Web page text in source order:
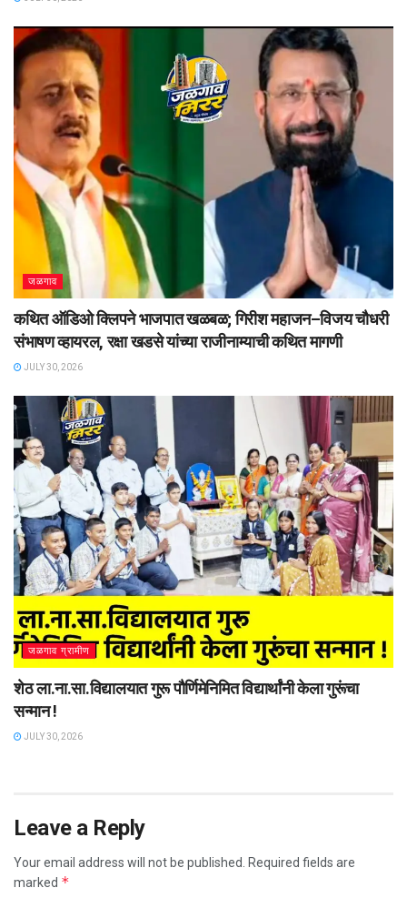
जळगाव
कथित ऑडिओ क्लिपने भाजपात खळबळ; गिरीश महाजन–विजय चौधरी
संभाषण व्हायरल, रक्षा खडसे यांच्या राजीनाम्याची कथित मागणी
JULY 30, 2026
जळगाव ग्रामीण
शेठ ला.ना.सा.विद्यालयात गुरू पौर्णिमेनिमित विद्यार्थांनी केला गुरूंचा
सन्मान !
JULY 30, 2026
Leave a Reply
Your email address will not be published.
Required fields are
marked *